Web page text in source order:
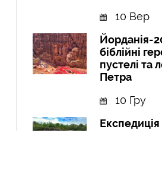
10 Вер
Йорданія-
біблійні
пустелі та
Петра
10 Гру